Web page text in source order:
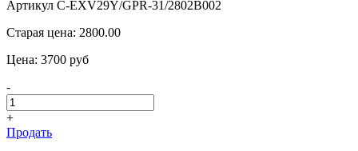
Артикул C-EXV29Y/GPR-31/2802B002
Старая цена: 2800.00
Цена: 3700 pуб
-
+
Продать